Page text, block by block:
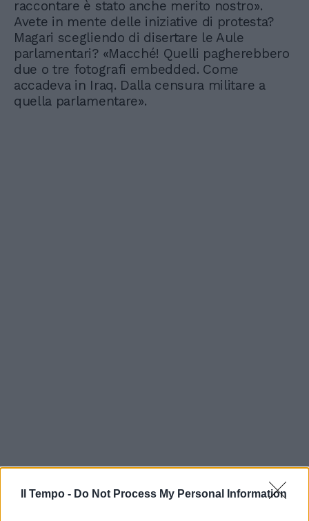
Il Tempo - Do Not Process My Personal Information
raccontare è stato anche merito nostro».
Avete in mente delle iniziative di protesta?
Magari scegliendo di disertare le Aule
parlamentari? «Macché! Quelli pagherebbero
due o tre fotografi embedded. Come
accadeva in Iraq. Dalla censura militare a
quella parlamentare».
In evidenza